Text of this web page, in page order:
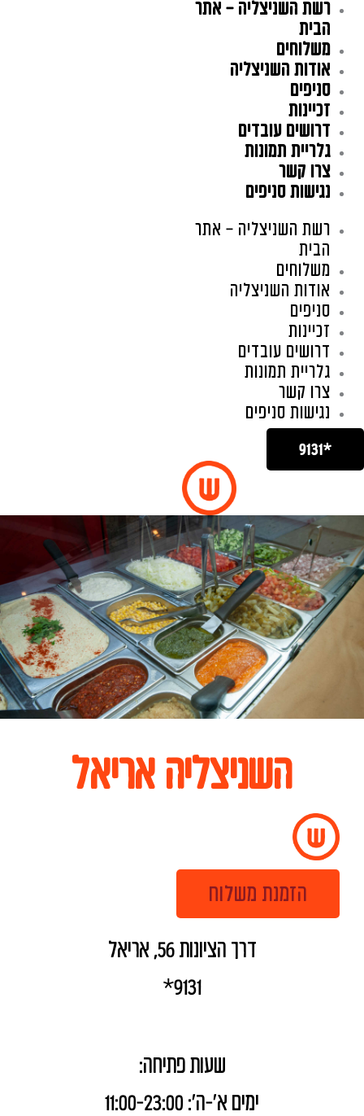
דילוג
רשת השניצליה – אתר
הבית
משלוחים
אודות השניצליה
סניפים
זכיינות
דרושים עובדים
גלריית תמונות
צרו קשר
נגישות סניפים
רשת השניצליה – אתר
הבית
משלוחים
אודות השניצליה
סניפים
זכיינות
דרושים עובדים
גלריית תמונות
צרו קשר
נגישות סניפים
*9131
השניצליה אריאל
הזמנת משלוח
דרך הציונות 56, אריאל
9131*
שעות פתיחה:
ימים א'-ה': 11:00-23:00